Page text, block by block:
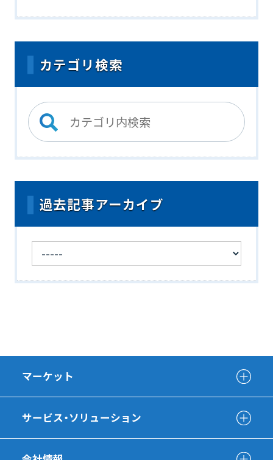
カテゴリ検索
過去記事アーカイブ
マーケット
サービス・ソリューション